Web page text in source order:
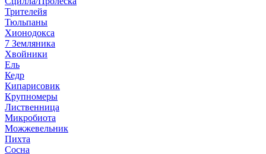
Трителейя
Тюльпаны
Хионодокса
7 Земляника
Хвойники
Ель
Кедр
Кипарисовик
Крупномеры
Лиственница
Микробиота
Можжевельник
Пихта
Сосна